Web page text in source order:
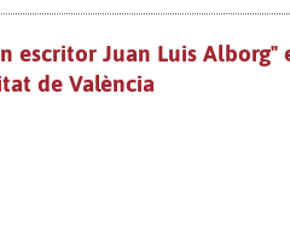
escritor Juan Luis Alborg"
de València